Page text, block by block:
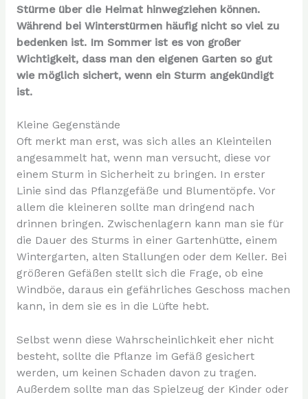
Stürme über die Heimat hinwegziehen können.
Während bei Winterstürmen häufig nicht so viel zu
bedenken ist. Im Sommer ist es von großer
Wichtigkeit, dass man den eigenen Garten so gut
wie möglich sichert, wenn ein Sturm angekündigt
ist.
Kleine Gegenstände
Oft merkt man erst, was sich alles an Kleinteilen
angesammelt hat, wenn man versucht, diese vor
einem Sturm in Sicherheit zu bringen. In erster
Linie sind das Pflanzgefäße und Blumentöpfe. Vor
allem die kleineren sollte man dringend nach
drinnen bringen. Zwischenlagern kann man sie für
die Dauer des Sturms in einer Gartenhütte, einem
Wintergarten, alten Stallungen oder dem Keller. Bei
größeren Gefäßen stellt sich die Frage, ob eine
Windböe, daraus ein gefährliches Geschoss machen
kann, in dem sie es in die Lüfte hebt.
Selbst wenn diese Wahrscheinlichkeit eher nicht
besteht, sollte die Pflanze im Gefäß gesichert
werden, um keinen Schaden davon zu tragen.
Außerdem sollte man das Spielzeug der Kinder oder